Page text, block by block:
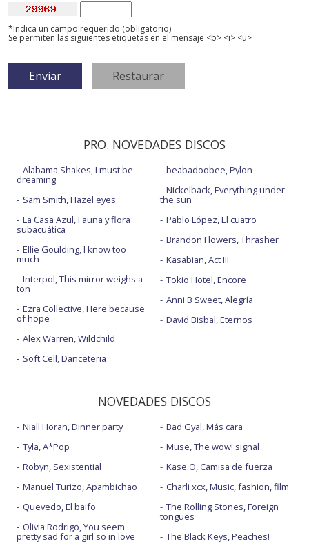
*Indica un campo requerido (obligatorio)
Se permiten las siguientes etiquetas en el mensaje <b> <i> <u>
PRO. NOVEDADES DISCOS
Alabama Shakes, I must be
dreaming
Sam Smith, Hazel eyes
La Casa Azul, Fauna y flora
subacuática
Ellie Goulding, I know too
much
Interpol, This mirror weighs a
ton
Ezra Collective, Here because
of hope
Alex Warren, Wildchild
Soft Cell, Danceteria
beabadoobee, Pylon
Nickelback, Everything under
the sun
Pablo López, El cuatro
Brandon Flowers, Thrasher
Kasabian, Act III
Tokio Hotel, Encore
Anni B Sweet, Alegría
David Bisbal, Eternos
NOVEDADES DISCOS
Niall Horan, Dinner party
Tyla, A*Pop
Robyn, Sexistential
Manuel Turizo, Apambichao
Quevedo, El baifo
Olivia Rodrigo, You seem
pretty sad for a girl so in love
Bad Gyal, Más cara
Muse, The wow! signal
Kase.O, Camisa de fuerza
Charli xcx, Music, fashion, film
The Rolling Stones, Foreign
tongues
The Black Keys, Peaches!